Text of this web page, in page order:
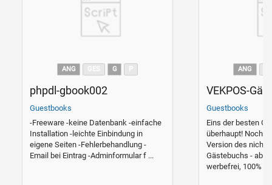
ANG G
phpdl-gbook002
Guestbooks
-Freeware -keine Datenbank -einfache
Installation -leichte Einbindung in
eigene Seiten -Fehlerbehandlung -
Email bei Eintrag -Adminformular f ...
ANG
VEKPOS-
Guestbooks
Eins der besten
überhaupt!
Version des nicht-
Gästebuchs -
werbefrei, 100% e